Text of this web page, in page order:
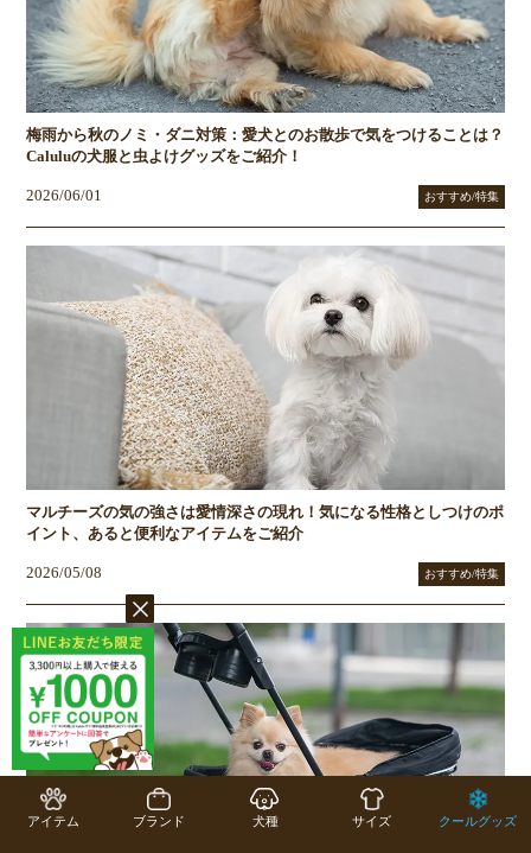
アイテム ブランド 犬種 サイズ クールグッズ
梅雨から秋のノミ・ダニ対策：愛犬とのお散歩で気をつけることは？
Caluluの犬服と虫よけグッズをご紹介！
2026/06/01 おすすめ/特集
マルチーズの気の強さは愛情深さの現れ！気になる性格としつけのポ
イント、あると便利なアイテムをご紹介
2026/05/08 おすすめ/特集